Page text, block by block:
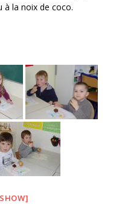
à la noix de coco.